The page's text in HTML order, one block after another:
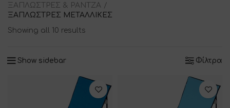
ΞΑΠΛΩΣΤΡΕΣ & ΡΑΝΤΖΑ
ΞΑΠΛΩΣΤΡΕΣ ΜΕΤΑΛΛΙΚΕΣ
Showing all 10 results
Show sidebar Φίλτρα